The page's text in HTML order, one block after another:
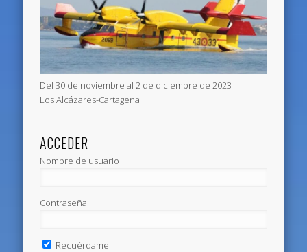
Del 30 de noviembre al 2 de diciembre de 2023
Los Alcázares-Cartagena
ACCEDER
Nombre de usuario
Contraseña
Recuérdame